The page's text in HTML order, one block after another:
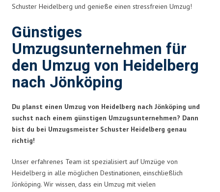
Schuster Heidelberg und genieße einen stressfreien Umzug!
Günstiges
Umzugsunternehmen für
den Umzug von Heidelberg
nach Jönköping
Du planst einen Umzug von Heidelberg nach Jönköping und
suchst nach einem günstigen Umzugsunternehmen? Dann
bist du bei Umzugsmeister Schuster Heidelberg genau
richtig!
Unser erfahrenes Team ist spezialisiert auf Umzüge von
Heidelberg in alle möglichen Destinationen, einschließlich
Jönköping. Wir wissen, dass ein Umzug mit vielen